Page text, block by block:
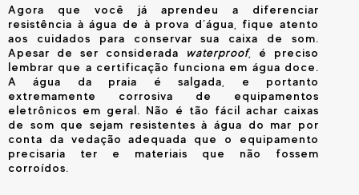
Agora que você já aprendeu a diferenciar
resistência à água de à prova d’água, fique atento
aos cuidados para conservar sua caixa de som.
Apesar de ser considerada
waterproof, é preciso
lembrar que a certificação funciona em água doce.
A água da praia é salgada, e portanto
extremamente corrosiva de equipamentos
eletrônicos em geral. Não é tão fácil achar caixas
de som que sejam resistentes à água do mar por
conta da vedação adequada que o equipamento
precisaria ter e materiais que não fossem
corroídos.